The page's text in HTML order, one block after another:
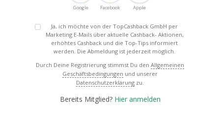
Google Facebook Apple
Ja, ich möchte von der TopCashback GmbH per
Marketing E-Mails über aktuelle Cashback- Aktionen,
erhöhtes Cashback und die Top-Tips informiert
werden. Die Abmeldung ist jederzeit möglich.
Durch Deine Registrierung stimmst Du den Allgemeinen
Geschäftsbedingungen und unserer
Datenschutzerklärung zu.
Bereits Mitglied? Hier anmelden